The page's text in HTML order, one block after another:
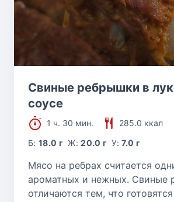
Свиные ребрышки в
соусе
1 ч. 30 мин.
285.0 ккал
Б:18.0 г Ж:20.0 г У:7.0 г
Мясо на ребрах считается
ароматных и нежных. Свиные
отличаются тем, что